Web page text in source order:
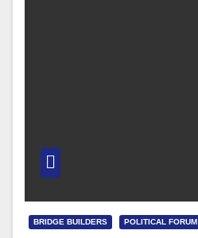
BRIDGE BUILDERS POLITICAL FORUM